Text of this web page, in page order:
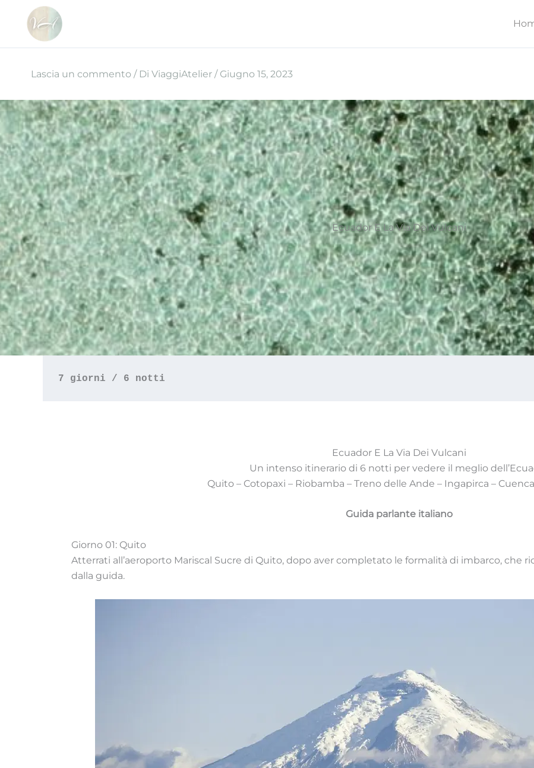
contenuto
Lascia un commento / Di ViaggiAtelier / Giugno 15, 2023
Ecuador E La Via Dei Vulcani
7 giorni / 6 notti
Ecuador E La Via Dei Vulcani
Un intenso itinerario di 6 notti per vedere il meglio
Quito – Cotopaxi – Riobamba – Treno delle Ande – Ingapirca –
Guida parlante italiano
Giorno 01: Quito
Atterrati all’aeroporto Mariscal Sucre di Quito, dopo aver completato le formalità di imbarco, che
dalla guida.